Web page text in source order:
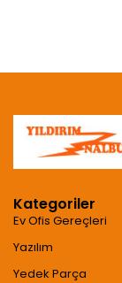
Kategoriler
Ev Ofis Gereçleri
Yazılım
Yedek Parça